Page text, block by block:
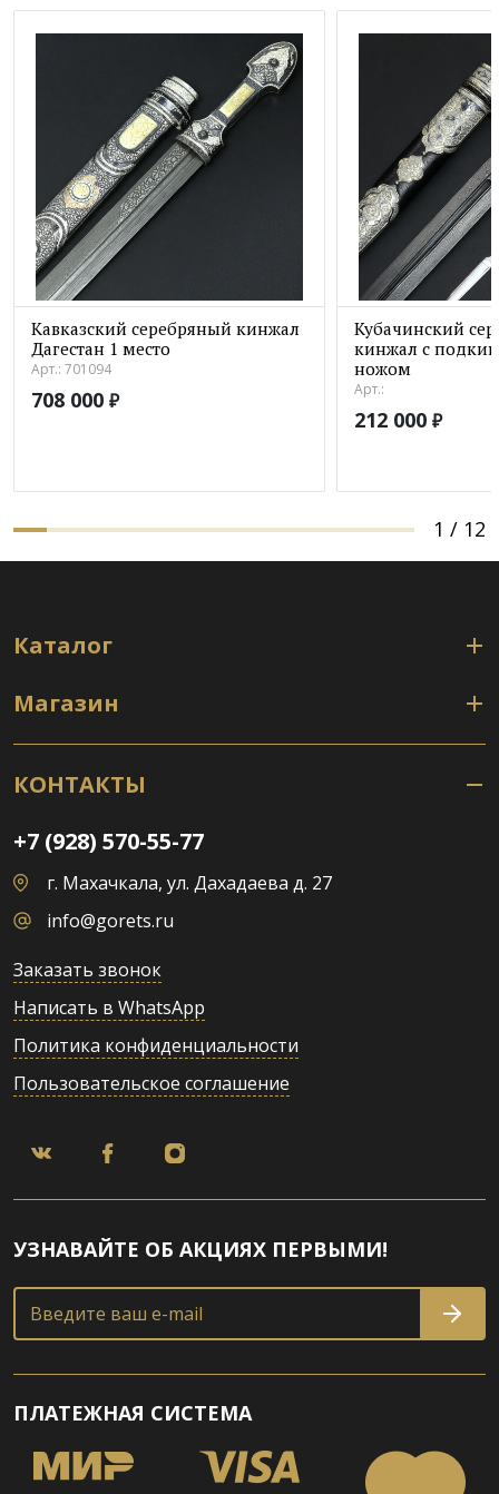
Кавказский серебряный кинжал
Дагестан 1 место
Арт.: 701094
708 000 ₽
Кубачинский
кинжал с
ножом
Арт.:
212 000 ₽
1 / 12
Каталог
Магазин
КОНТАКТЫ
+7 (928) 570-55-77
г. Махачкала, ул. Дахадаева д. 27
info@gorets.ru
Заказать звонок
Написать в WhatsApp
Политика конфиденциальности
Пользовательское соглашение
УЗНАВАЙТЕ ОБ АКЦИЯХ ПЕРВЫМИ!
Введите ваш e-mail
ПЛАТЕЖНАЯ СИСТЕМА